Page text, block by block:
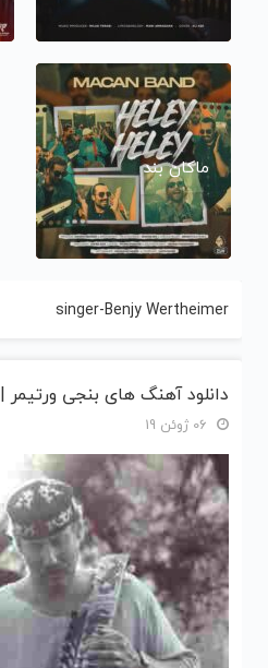
ماکان بند
singer-Benjy Wertheimer
دانلود آهنگ های بنجی ورتیمر | Benjy Wertheimer